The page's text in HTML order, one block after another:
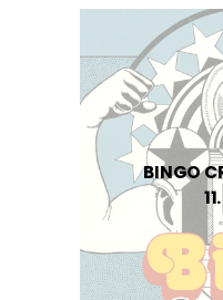
BINGO